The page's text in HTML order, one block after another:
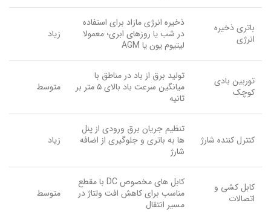
باتری ذخیره
انرژی
ذخیره انرژی مازاد برای استفاده
در شب یا روزهای ابری؛ معمولا
لیتیوم یون یا AGM
زیاد
توربین بادی
کوچک
تولید برق از باد در مناطق با
میانگین سرعت باد بالای ۵ متر بر
ثانیه
متوسط
کنترل کننده شارژ
تنظیم جریان برق ورودی از پنل
ها به باتری و جلوگیری از اضافه
شارژ
زیاد
کابل کشی و
اتصالات
کابل های مخصوص DC با مقطع
مناسب برای کاهش افت ولتاژ در
مسیر انتقال
متوسط